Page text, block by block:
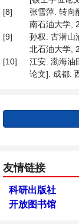
[8]
张雪萍. 转向
南石油大学,
[9]
孙权. 古潜山
北石油大学,
[10]
江安. 渤海油
论文]. 成都:
友情链接
科研出版社
开放图书馆